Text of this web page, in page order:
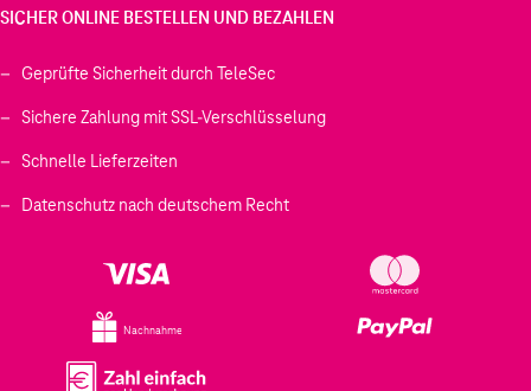
SICHER ONLINE BESTELLEN UND BEZAHLEN
Geprüfte Sicherheit durch TeleSec
Sichere Zahlung mit SSL-Verschlüsselung
Schnelle Lieferzeiten
Datenschutz nach deutschem Recht
Nachnahme